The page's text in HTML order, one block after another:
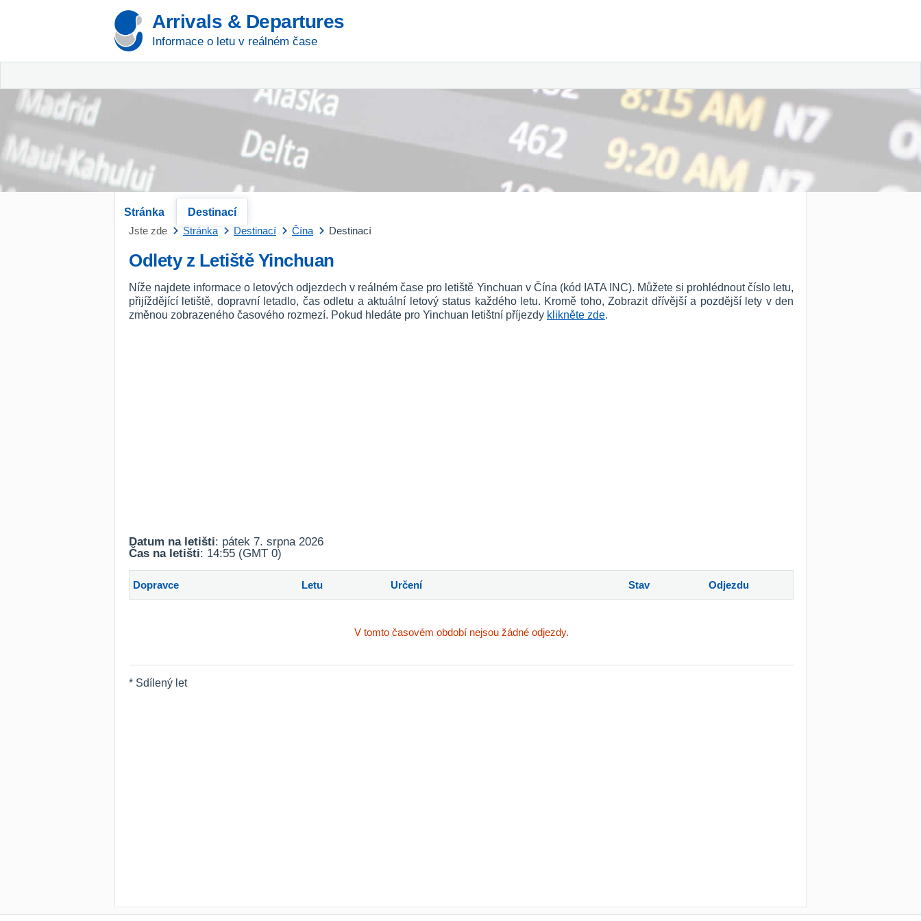
Arrivals & Departures
Informace o letu v reálném čase
Stránka
Destinací
Jste zde
Stránka Destinací Čína Destinací
Odlety z Letiště Yinchuan
Níže najdete informace o letových odjezdech v reálném čase pro letiště Yinchuan v Čína (kód IATA INC). Můžete si prohlédnout číslo letu,
přijíždějící letiště, dopravní letadlo, čas odletu a aktuální letový status každého letu. Kromě toho, Zobrazit dřívější a pozdější lety v den
změnou zobrazeného časového rozmezí. Pokud hledáte pro Yinchuan letištní příjezdy klikněte zde.
Datum na letišti: pátek 7. srpna 2026
Čas na letišti: 14:55 (GMT 0)
Dopravce Letu Určení Stav Odjezdu
V tomto časovém období nejsou žádné odjezdy.
* Sdílený let